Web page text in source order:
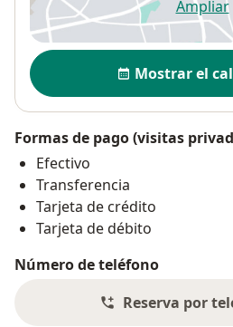
Ampliar
se
Disponibilidad
Mostrar el
Formas de pago (visitas
Efectivo
Transferencia
Tarjeta de crédito
Tarjeta de débito
Número de teléfono
Reserva por